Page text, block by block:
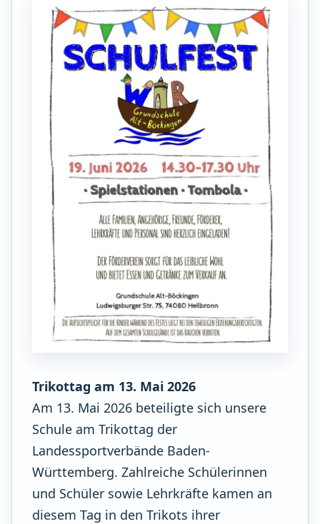
Trikottag am 13. Mai 2026
Am 13. Mai 2026 beteiligte sich unsere
Schule am Trikottag der
Landessportverbände Baden-
Württemberg. Zahlreiche Schülerinnen
und Schüler sowie Lehrkräfte kamen an
diesem Tag in den Trikots ihrer